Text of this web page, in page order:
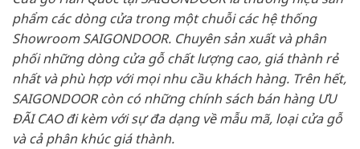
phẩm các dòng cửa trong một chuỗi các hệ thống
Showroom SAIGONDOOR. Chuyên sản xuất và phân
phối những dòng cửa gỗ chất lượng cao, giá thành rẻ
nhất và phù hợp với mọi nhu cầu khách hàng. Trên hết,
SAIGONDOOR còn có những chính sách bán hàng ƯU
ĐÃI CAO đi kèm với sự đa dạng về mẫu mã, loại cửa gỗ
và cả phân khúc giá thành.